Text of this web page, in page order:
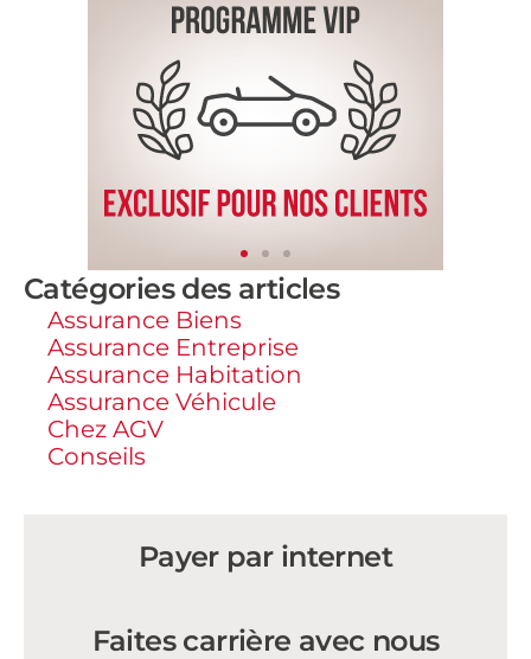
Catégories des articles
Assurance Biens
Assurance Entreprise
Assurance Habitation
Assurance Véhicule
Chez AGV
Conseils
Payer par internet
Faites carrière avec nous